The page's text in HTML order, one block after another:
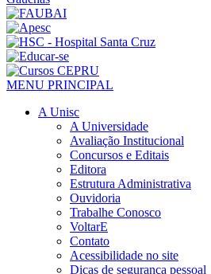
MENU PRINCIPAL
A Unisc
A Universidade
Avaliação Institucional
Concursos e Editais
Editora
Estrutura Administrativa
Ouvidoria
Trabalhe Conosco
VoltarE
Contato
Acessibilidade no site
Dicas de segurança pessoal